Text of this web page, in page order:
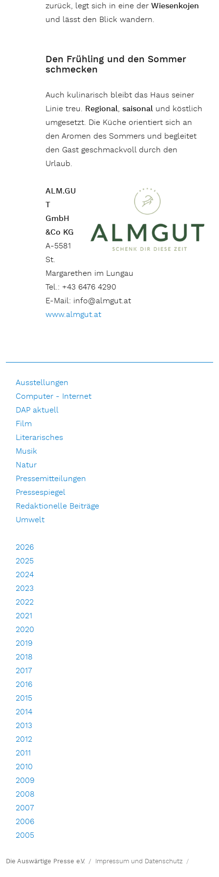
zurück, legt sich in eine derWiesenkojen
und lässt den Blick wandern.
Den Frühling und den Sommer
schmecken
Auch kulinarisch bleibt das Haus seiner
Linie treu. Regional,saisonal und köstlich
umgesetzt. Die Küche orientiert sich an
den Aromen des Sommers und begleitet
den Gast geschmackvoll durch den
Urlaub.
ALM.GU
T
GmbH
&Co KG
A-5581
St.
Margarethen im Lungau
Tel.: +43 6476 4290
E-Mail: info@almgut.at
www.almgut.at
Ausstellungen
Computer - Internet
DAP aktuell
Film
Literarisches
Musik
Natur
Pressemitteilungen
Pressespiegel
Redaktionelle Beiträge
Umwelt
2026
2025
2024
2023
2022
2021
2020
2019
2018
2017
2016
2015
2014
2013
2012
2011
2010
2009
2008
2007
2006
2005
Die Auswärtige Presse e.V. Impressum und Datenschutz